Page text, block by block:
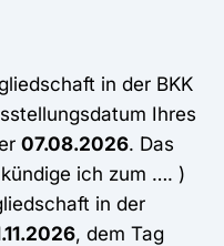
in der BKK
Ihres
07.08.2026. Das
ich zum …. )
in der
, dem Tag